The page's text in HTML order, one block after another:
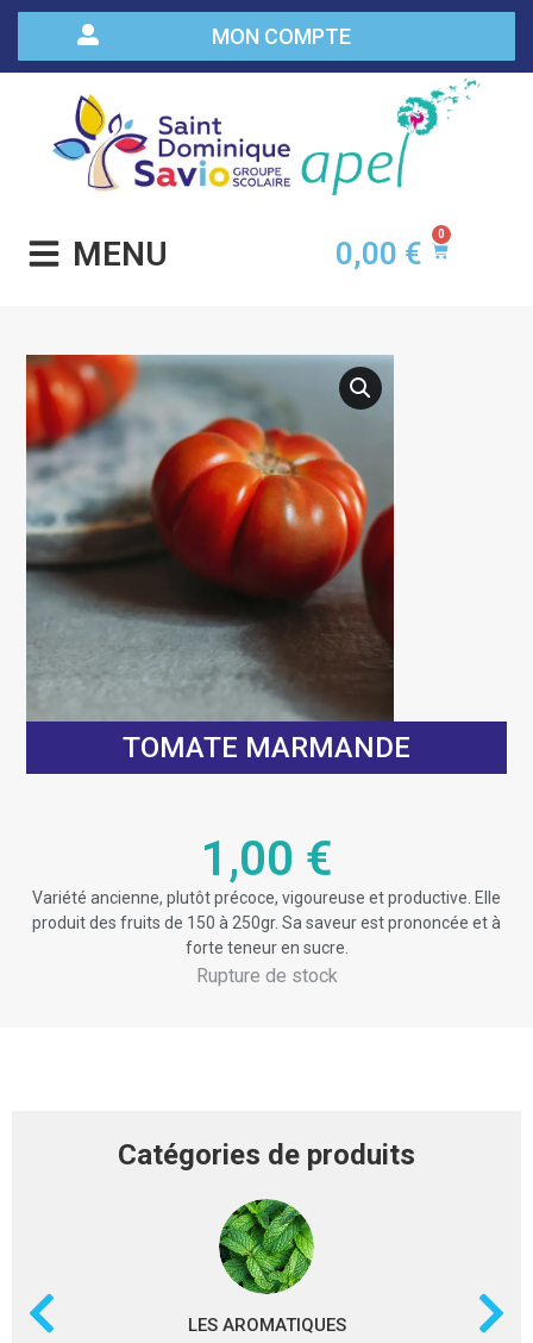
MON COMPTE
MENU 0,00 €
0
TOMATE MARMANDE
1,00 €
Variété ancienne, plutôt précoce, vigoureuse et productive. Elle
produit des fruits de 150 à 250gr. Sa saveur est prononcée et à
forte teneur en sucre.
Rupture de stock
Catégories de produits
LES AROMATIQUES